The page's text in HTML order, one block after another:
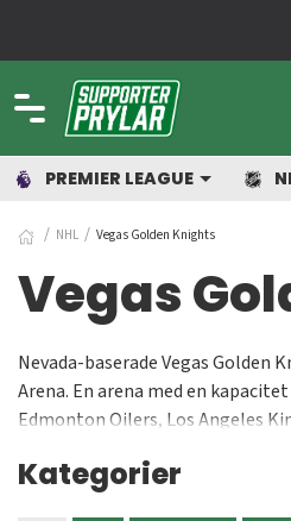
PREMIER LEAGUE
NHL Vegas Golden Knights
Vegas
Nevada-baserade Vegas
Arena. En arena med en
Edmonton Oilers, Los Angeles
ägaren Bill Foley.
Kategorier